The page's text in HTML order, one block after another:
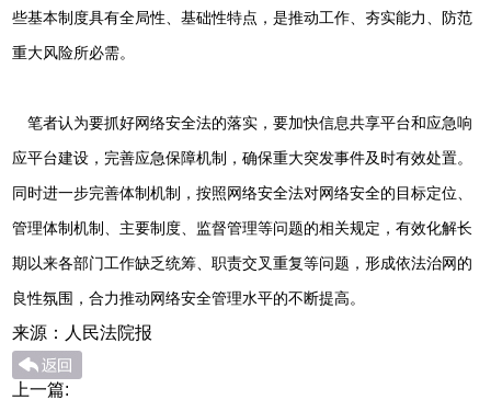
些基本制度具有全局性、基础性特点，是推动工作、夯实能力、防范
重大风险所必需。
笔者认为要抓好网络安全法的落实，要加快信息共享平台和应急响
应平台建设，完善应急保障机制，确保重大突发事件及时有效处置。
同时进一步完善体制机制，按照网络安全法对网络安全的目标定位、
管理体制机制、主要制度、监督管理等问题的相关规定，有效化解长
期以来各部门工作缺乏统筹、职责交叉重复等问题，形成依法治网的
良性氛围，合力推动网络安全管理水平的不断提高。
来源：人民法院报
上一篇: